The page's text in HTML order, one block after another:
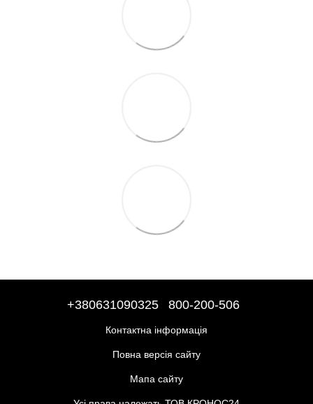
+380631090325 800-200-506
Контактна інформація
Повна версія сайту
Мапа сайту